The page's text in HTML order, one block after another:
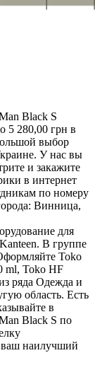
Black S
5 280,00 грн в
выбор
У нас вы
и закажите
в интернет
по номеру
Винница,
для
В группе
Toko
ml, Toko HF
ряда Одежда и
область. Есть
в
Black S по
ваш наилучший